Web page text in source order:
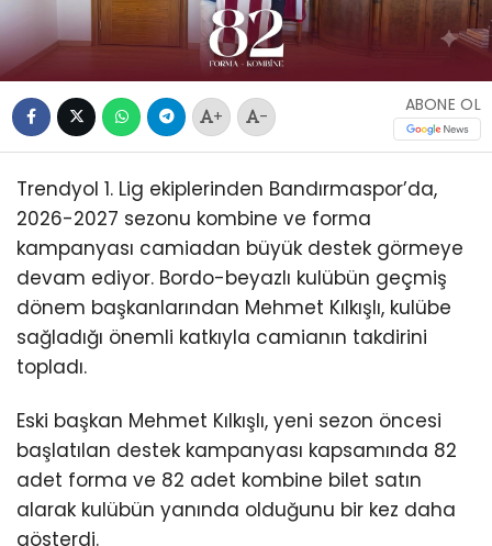
+ -
ABONE OL
Trendyol 1. Lig ekiplerinden Bandırmaspor’da,
2026-2027 sezonu kombine ve forma
kampanyası camiadan büyük destek görmeye
devam ediyor. Bordo-beyazlı kulübün geçmiş
dönem başkanlarından Mehmet Kılkışlı, kulübe
sağladığı önemli katkıyla camianın takdirini
topladı.
Eski başkan Mehmet Kılkışlı, yeni sezon öncesi
başlatılan destek kampanyası kapsamında 82
adet forma ve 82 adet kombine bilet satın
alarak kulübün yanında olduğunu bir kez daha
gösterdi.